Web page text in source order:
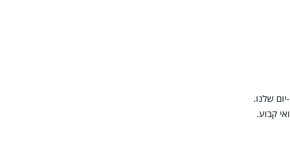
שלנו.
קבוע.